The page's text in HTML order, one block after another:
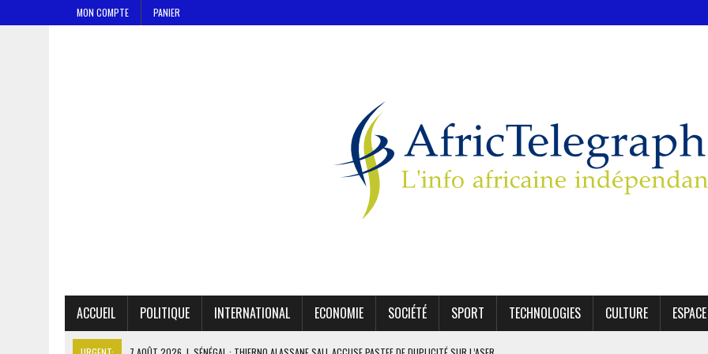
MON COMPTE PANIER
ACCUEIL POLITIQUE INTERNATIONAL ECONOMIE SOCIÉTÉ SPORT TECHNOLOGIES CULTURE